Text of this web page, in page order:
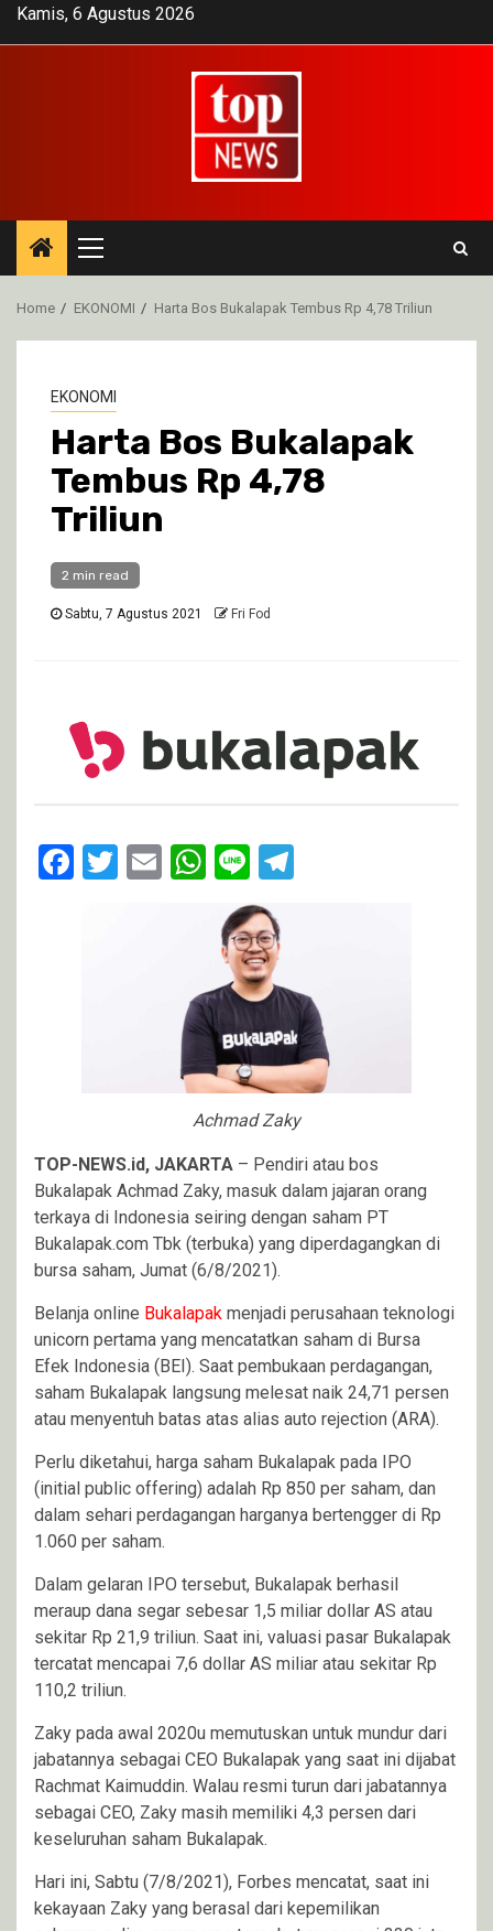
SkipKamis, 6 Agustus 2026
Primary
Menu
Home EKONOMI Harta Bos Bukalapak Tembus Rp 4,78 Triliun
EKONOMI
Harta Bos Bukalapak
Tembus Rp 4,78
Triliun
2 min read
Sabtu, 7 Agustus 2021 Fri Fod
Facebook
Twitter
EmailWhatsApp
Line
Achmad Zaky
TOP-NEWS.id, JAKARTA – Pendiri atau bos
Bukalapak Achmad Zaky, masuk dalam jajaran orang
terkaya di Indonesia seiring dengan saham PT
Bukalapak.com Tbk (terbuka) yang diperdagangkan di
bursa saham, Jumat (6/8/2021).
Belanja online Bukalapak menjadi perusahaan teknologi
unicorn pertama yang mencatatkan saham di Bursa
Efek Indonesia (BEI). Saat pembukaan perdagangan,
saham Bukalapak langsung melesat naik 24,71 persen
atau menyentuh batas atas alias auto rejection (ARA).
Perlu diketahui, harga saham Bukalapak pada IPO
(initial public offering) adalah Rp 850 per saham, dan
dalam sehari perdagangan harganya bertengger di Rp
1.060 per saham.
Dalam gelaran IPO tersebut, Bukalapak berhasil
meraup dana segar sebesar 1,5 miliar dollar AS atau
sekitar Rp 21,9 triliun. Saat ini, valuasi pasar Bukalapak
tercatat mencapai 7,6 dollar AS miliar atau sekitar Rp
110,2 triliun.
Zaky pada awal 2020u memutuskan untuk mundur dari
jabatannya sebagai CEO Bukalapak yang saat ini dijabat
Rachmat Kaimuddin. Walau resmi turun dari jabatannya
sebagai CEO, Zaky masih memiliki 4,3 persen dari
keseluruhan saham Bukalapak.
Hari ini, Sabtu (7/8/2021), Forbes mencatat, saat ini
kekayaan Zaky yang berasal dari kepemilikan